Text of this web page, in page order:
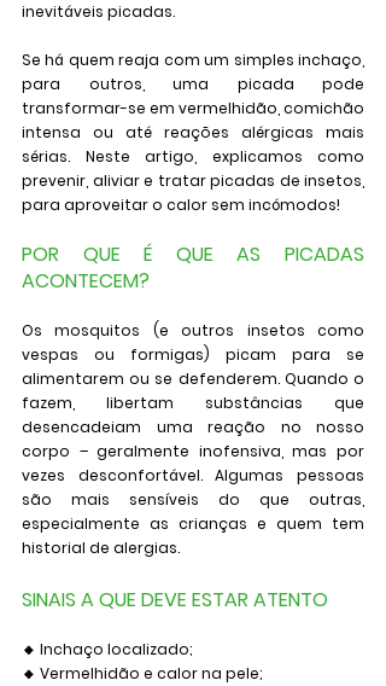
inevitáveis picadas.
Se há quem reaja com um simples inchaço,
para outros, uma picada pode
transformar-se em vermelhidão, comichão
intensa ou até reações alérgicas mais
sérias. Neste artigo, explicamos como
prevenir, aliviar e tratar picadas de insetos,
para aproveitar o calor sem incómodos!
POR QUE É QUE AS PICADAS
ACONTECEM?
Os mosquitos (e outros insetos como
vespas ou formigas) picam para se
alimentarem ou se defenderem. Quando o
fazem, libertam substâncias que
desencadeiam uma reação no nosso
corpo – geralmente inofensiva, mas por
vezes desconfortável. Algumas pessoas
são mais sensíveis do que outras,
especialmente as crianças e quem tem
historial de alergias.
SINAIS A QUE DEVE ESTAR ATENTO
🔸 Inchaço localizado;
🔸 Vermelhidão e calor na pele;